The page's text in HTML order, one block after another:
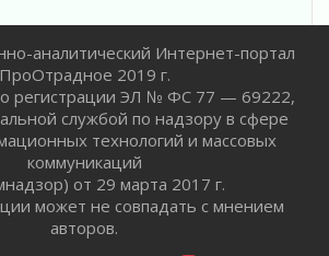
напомнили, как
укусе клеща
назвали новых почетных
области
столбы «Дороги жизни»
реставрацию
аналитический Интернет-портал
ПроОтрадное 2019 г.
о регистрации ЭЛ № ФС 77 — 69222,
службой по надзору в сфере
технологий и массовых
коммуникаций
от 29 марта 2017 г.
может не совпадать с мнением
авторов.